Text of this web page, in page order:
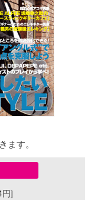
ます。
]